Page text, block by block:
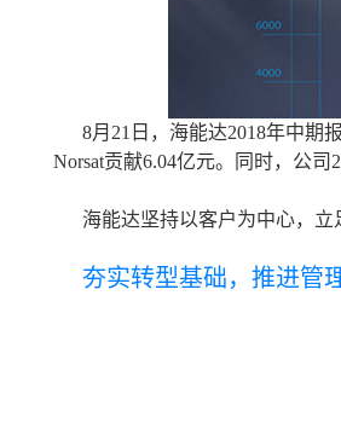
8月21日，海能达2018年中期
Norsat贡献6.04亿元。同时，公司
海能达坚持以客户为中心，
夯实转型基础，推进管